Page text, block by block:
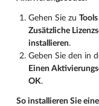
Gehen Sie zu
Zusätzliche
installieren.
Geben Sie den in
Einen
OK.
So installieren Sie